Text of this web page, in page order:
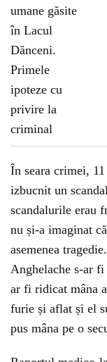
În seara crimei,
izbucnit un
scandalurile erau
nu și-a imaginat
asemenea
Anghelache s-ar fi
ar fi ridicat mâna
furie și aflat și el
pus mâna pe o